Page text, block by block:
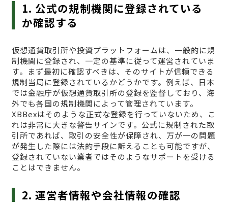
1. 公式の規制機関に登録されている
か確認する
仮想通貨取引所や投資プラットフォームは、一般的に規
制機関に登録され、一定の基準に従って運営されていま
す。まず最初に確認すべきは、そのサイトが信頼できる
規制当局に登録されているかどうかです。例えば、日本
では金融庁が仮想通貨取引所の登録を監督しており、海
外でも各国の規制機関によって管理されています。
XBBexはそのような正式な登録を行っていないため、こ
れは非常に大きな警告サインです。公式に規制された取
引所であれば、取引の安全性が保障され、万が一の問題
が発生した際には法的手段に訴えることも可能ですが、
登録されていない業者ではそのようなサポートを受ける
ことはできません。
2. 運営者情報や会社情報の確認